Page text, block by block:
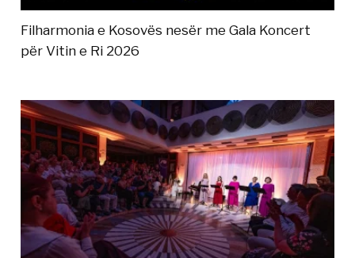
Filharmonia e Kosovës nesër me Gala Koncert
për Vitin e Ri 2026